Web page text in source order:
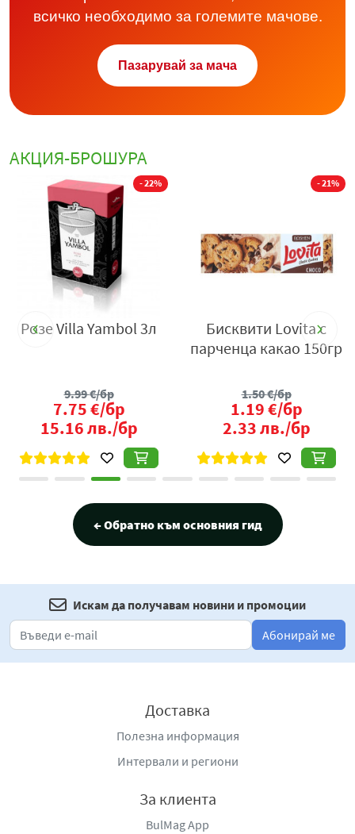
всичко необходимо за големите мачове.
Пазарувай за мача
АКЦИЯ-БРОШУРА
- 22%
Розе Villa Yambol 3л
9.99€/бр
7.75€/бр
15.16лв./бр
- 21%
Бисквити Lovita с
парченца какао 150гр
1.50€/бр
1.19€/бр
2.33лв./бр
← Обратно към основния гид
Искам да получавам новини и промоции
Абонирай ме
Доставка
Полезна информация
Интервали и региони
За клиента
BulMag App